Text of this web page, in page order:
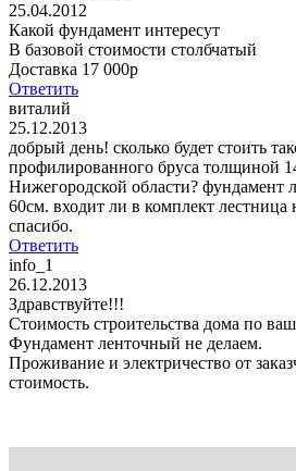
25.04.2012
Какой фундамент интересут
В базовой стоимости столбчатый
Доставка 17 000р
Ответить
виталий
25.12.2013
добрый день! сколько будет стоить
профилированного бруса толщиной
Нижегородской области? фундамент
60см. входит ли в комплект лестница
спасибо.
Ответить
info_1
26.12.2013
Здравствуйте!!!
Стоимость строительства дома по
Фундамент ленточный не делаем.
Проживание и электричество от
стоимость.